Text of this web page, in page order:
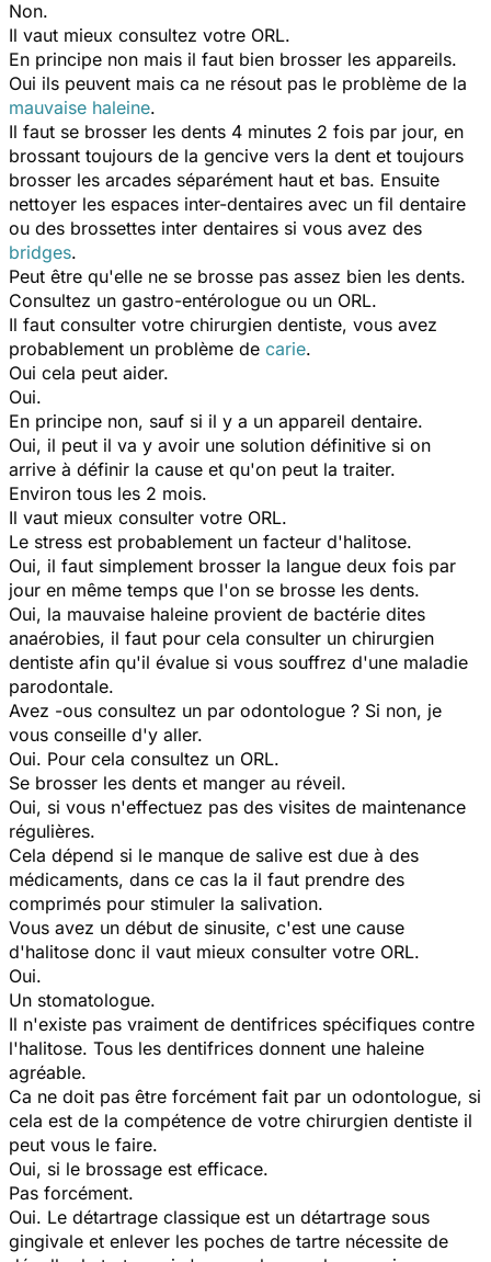
Non.
Il vaut mieux consultez votre ORL.
En principe non mais il faut bien brosser les appareils.
Oui ils peuvent mais ca ne résout pas le problème de la
mauvaise haleine.
Il faut se brosser les dents 4 minutes 2 fois par jour, en
brossant toujours de la gencive vers la dent et toujours
brosser les arcades séparément haut et bas. Ensuite
nettoyer les espaces inter-dentaires avec un fil dentaire
ou des brossettes inter dentaires si vous avez des
bridges.
Peut être qu'elle ne se brosse pas assez bien les dents.
Consultez un gastro-entérologue ou un ORL.
Il faut consulter votre chirurgien dentiste, vous avez
probablement un problème de carie.
Oui cela peut aider.
Oui.
En principe non, sauf si il y a un appareil dentaire.
Oui, il peut il va y avoir une solution définitive si on
arrive à définir la cause et qu'on peut la traiter.
Environ tous les 2 mois.
Il vaut mieux consulter votre ORL.
Le stress est probablement un facteur d'halitose.
Oui, il faut simplement brosser la langue deux fois par
jour en même temps que l'on se brosse les dents.
Oui, la mauvaise haleine provient de bactérie dites
anaérobies, il faut pour cela consulter un chirurgien
dentiste afin qu'il évalue si vous souffrez d'une maladie
parodontale.
Avez -ous consultez un par odontologue ? Si non, je
vous conseille d'y aller.
Oui. Pour cela consultez un ORL.
Se brosser les dents et manger au réveil.
Oui, si vous n'effectuez pas des visites de maintenance
régulières.
Cela dépend si le manque de salive est due à des
médicaments, dans ce cas la il faut prendre des
comprimés pour stimuler la salivation.
Vous avez un début de sinusite, c'est une cause
d'halitose donc il vaut mieux consulter votre ORL.
Oui.
Un stomatologue.
Il n'existe pas vraiment de dentifrices spécifiques contre
l'halitose. Tous les dentifrices donnent une haleine
agréable.
Ca ne doit pas être forcément fait par un odontologue, si
cela est de la compétence de votre chirurgien dentiste il
peut vous le faire.
Oui, si le brossage est efficace.
Pas forcément.
Oui. Le détartrage classique est un détartrage sous
gingivale et enlever les poches de tartre nécessite de